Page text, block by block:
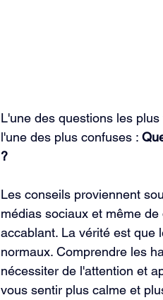
L'une des questions les
l'une des plus confuses :
?
Les conseils proviennent
médias sociaux et même
accablant. La vérité est que
normaux. Comprendre les
nécessiter de l'attention et
vous sentir plus calme et